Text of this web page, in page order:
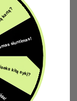
siuntimas!
kitą sykį?